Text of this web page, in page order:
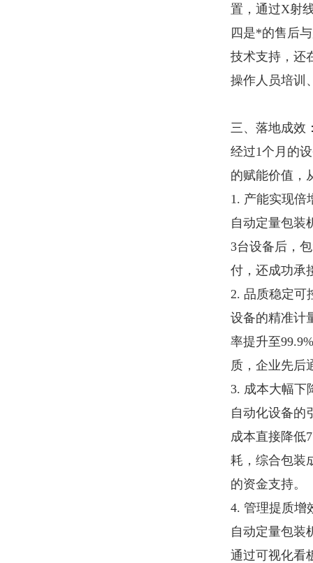
置，通过X射
四是*的售后
技术支持，还
操作人员培训
三、落地成效
经过1个月的
的赋能价值，
1. 产能实现倍
自动定量包装
3台设备后，
付，还成功承
2. 品质稳定可
设备的精准计
率提升至
质，企业先后
3. 成本大幅下
自动化设备的
成本直接降低
耗，综合包装
的资金支持。
4. 管理提质增
自动定量包装
通过可视化看